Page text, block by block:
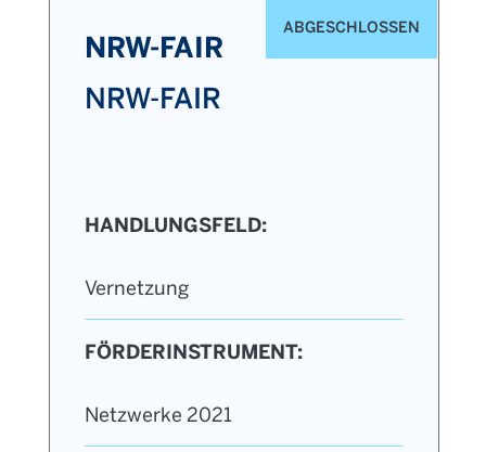
NRW-FAIR
NRW-FAIR
ABGESCHLOSSEN
HANDLUNGSFELD:
Vernetzung
FÖRDERINSTRUMENT:
Netzwerke 2021